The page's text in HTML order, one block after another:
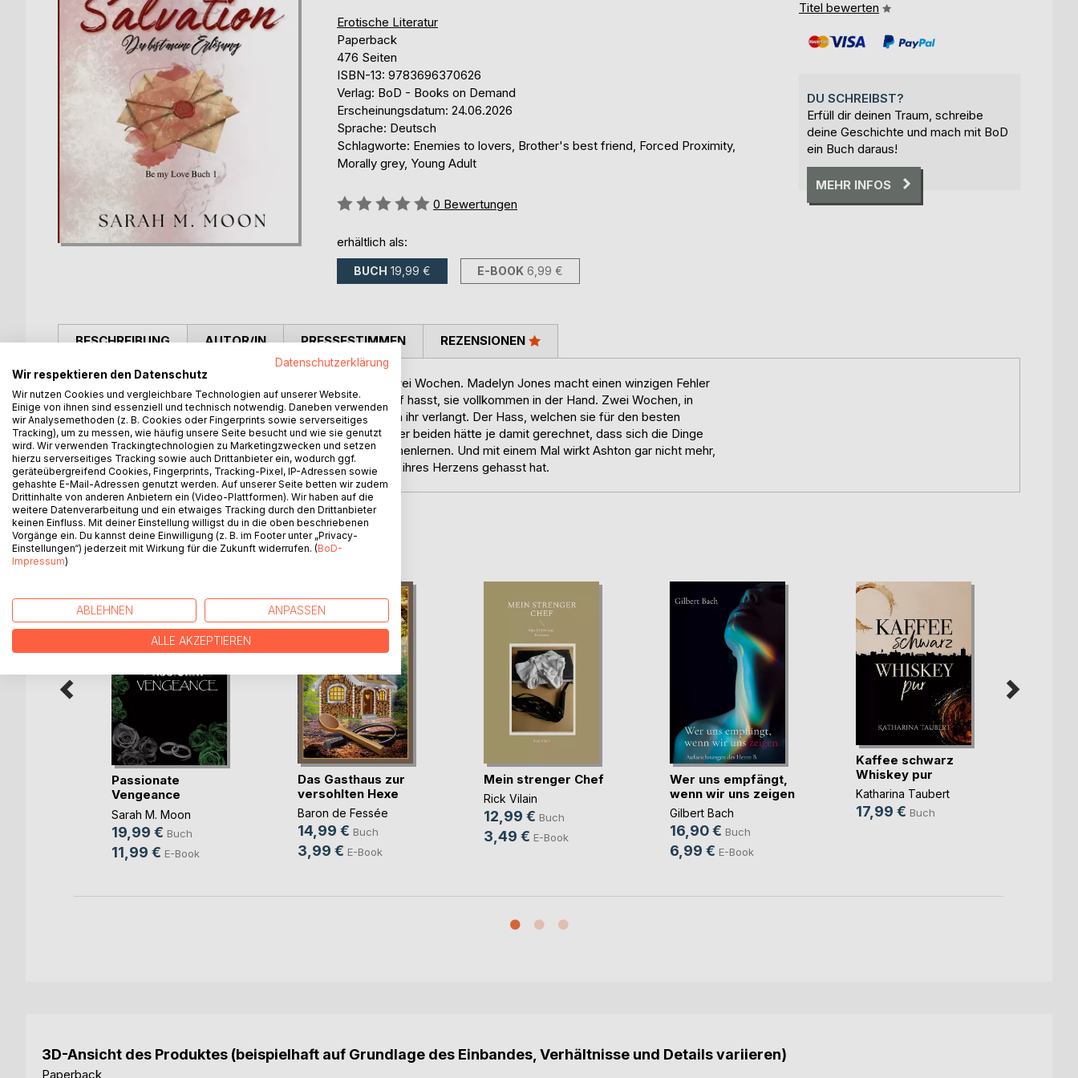
Erotische Literatur
Paperback
476 Seiten
ISBN-13: 9783696370626
Verlag: BoD - Books on Demand
Erscheinungsdatum: 24.06.2026
Sprache: Deutsch
Schlagworte: Enemies to lovers, Brother's best friend, Forced Proximity,
Morally grey, Young Adult
Bewertung::
0 Bewertungen
erhältlich als:
BUCH 19,99 € E-BOOK 6,99 €
Titel bewerten
DU SCHREIBST?
Erfüll dir deinen Traum, schreibe
deine Geschichte und mach mit BoD
ein Buch daraus!
MEHR INFOS
BESCHREIBUNG
Ein dummer Fehler. Ein Ultimatum. Eine Zeitspanne von zwei Wochen. Madelyn Jones macht einen winzigen Fehler
und schon hat Ashton Jacklin, der Kerl, den sie abgrundtief hasst, sie vollkommen in der Hand. Zwei Wochen, in
denen Madelyn widerwillig alles tun muss, was Ashton von ihr verlangt. Der Hass, welchen sie für den besten
Freund ihres Bruders empfindet, ist enorm. Doch keiner der beiden hätte je damit gerechnet, dass sich die Dinge
plötzlich ändern, wenn sie einander nur etwas besser kennenlernen. Und mit einem Mal wirkt Ashton gar nicht mehr,
wie der kaltherzige Trampel, den Madelyn mit jeder Faser ihres Herzens gehasst hat.
AUTOR/IN PRESSESTIMMEN REZENSIONEN
WEITERE TITEL BEIBoD
Passionate
Vengeance
Sarah M. Moon
19,99 € Buch
11,99 € E-Book
Das Gasthaus zur
versohlten Hexe
Baron de Fessée
14,99 € Buch
3,99 € E-Book
Mein strenger Chef
Rick Vilain
12,99 € Buch
3,49 € E-Book
Wer uns empfängt,
wenn wir uns zeigen
Gilbert Bach
16,90 € Buch
6,99 € E-Book
Kaffee schwarz
Whiskey pur
Katharina Taubert
17,99 € Buch
3D-Ansicht des Produktes (beispielhaft auf Grundlage des Einbandes, Verhältnisse und Details variieren)
Paperback
Datenschutzerklärung
Wir respektieren den Datenschutz
Wir nutzen Cookies und vergleichbare Technologien auf unserer Website.
Einige von ihnen sind essenziell und technisch notwendig. Daneben verwenden
wir Analysemethoden (z. B. Cookies oder Fingerprints sowie serverseitiges
Tracking), um zu messen, wie häufig unsere Seite besucht und wie sie genutzt
wird. Wir verwenden Trackingtechnologien zu Marketingzwecken und setzen
hierzu serverseitiges Tracking sowie auch Drittanbieter ein, wodurch ggf.
geräteübergreifend Cookies, Fingerprints, Tracking-Pixel, IP-Adressen sowie
gehashte E-Mail-Adressen genutzt werden. Auf unserer Seite betten wir zudem
Drittinhalte von anderen Anbietern ein (Video-Plattformen). Wir haben auf die
weitere Datenverarbeitung und ein etwaiges Tracking durch den Drittanbieter
keinen Einfluss. Mit deiner Einstellung willigst du in die oben beschriebenen
Vorgänge ein. Du kannst deine Einwilligung (z. B. im Footer unter „Privacy-
Einstellungen“) jederzeit mit Wirkung für die Zukunft widerrufen. (BoD-
Impressum)
ABLEHNEN ANPASSEN
ALLE AKZEPTIEREN